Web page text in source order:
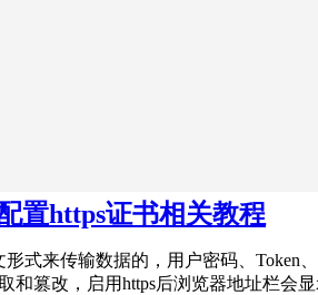
置https证书相关教程
形式来传输数据的，用户密码、Token
和篡改，启用https后浏览器地址栏会